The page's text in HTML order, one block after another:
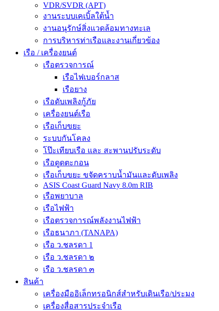
VDR/SVDR (APT)
งานระบบเคเบิ้ลใต้น้ำ
งานอนุรักษ์สิ่งแวดล้อมทางทะเล
การบริหารท่าเรือและงานเกี่ยวข้อง
เรือ / เครื่องยนต์
เรือตรวจการณ์
เรือไฟเบอร์กลาส
เรือยาง
เรือดับเพลิงกู้ภัย
เครื่องยนต์เรือ
เรือเก็บขยะ
ระบบกันโคลง
โป๊ะเทียบเรือ และ สะพานปรับระดับ
เรือดูดตะกอน
เรือเก็บขยะ ขจัดคราบน้ำมันและดับเพลิง
ASIS Coast Guard Navy 8.0m RIB
เรือพยาบาล
เรือไฟฟ้า
เรือตรวจการณ์พลังงานไฟฟ้า
เรือธนาภา (TANAPA)
เรือ ว.ชลรดา 1
เรือ ว.ชลรดา ๒
เรือ ว.ชลรดา ๓
สินค้า
เครื่องมืออิเล็กทรอนิกส์สำหรับเดินเรือ/ประมง
เครื่องสื่อสารประจำเรือ